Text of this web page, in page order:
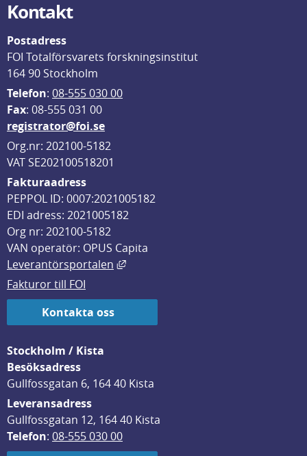
Kontakt
Postadress
FOI Totalförsvarets forskningsinstitut
164 90 Stockholm
Telefon: 08-555 030 00
Fax: 08-555 031 00
registrator@foi.se
Org.nr: 202100-5182
VAT SE202100518201
Fakturaadress
PEPPOL ID: 0007:2021005182
EDI adress: 2021005182
Org nr: 202100-5182
VAN operatör: OPUS Capita
Leverantörsportalen
Länk till annan webbplats, öppnas
Fakturor till FOI
Kontakta oss
Stockholm / Kista
Besöksadress
Gullfossgatan 6, 164 40 Kista
Leveransadress
Gullfossgatan 12, 164 40 Kista
Telefon: 08-555 030 00